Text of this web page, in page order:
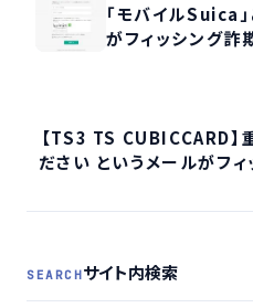
「モバイルSuica
がフィッシング詐
【TS3 TS CUBICCARD】
ださい というメールがフィ
SEARCHサイト内検索